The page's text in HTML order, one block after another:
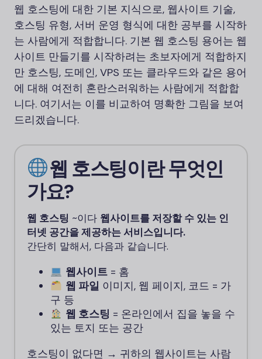
웹 호스팅에 대한 기본 지식으로, 웹사이트 기술,
호스팅 유형, 서버 운영 형식에 대한 공부를 시작하
는 사람에게 적합합니다. 기본 웹 호스팅 용어는 웹
사이트 만들기를 시작하려는 초보자에게 적합하지
만 호스팅, 도메인, VPS 또는 클라우드와 같은 용어
에 대해 여전히 혼란스러워하는 사람에게 적합합
니다. 여기서는 이를 비교하여 명확한 그림을 보여
드리겠습니다.
웹 호스팅이란 무엇인
가요?
웹 호스팅 ~이다 웹사이트를 저장할 수 있는 인
터넷 공간을 제공하는 서비스입니다.
간단히 말해서, 다음과 같습니다.
웹사이트= 홈
웹 파일 이미지, 웹 페이지, 코드 = 가
구 등
웹 호스팅 = 온라인에서 집을 놓을 수
있는 토지 또는 공간
호스팅이 없다면 → 귀하의 웹사이트는 사람